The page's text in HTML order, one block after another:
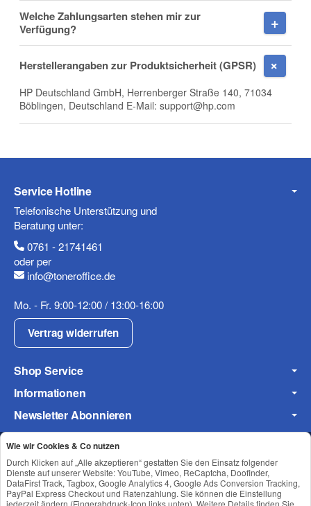
Firma
Telefon
Mobiltelefon
Fax
Frage zum Artikel
Welche Zahlungsarten stehen mir zur
Verfügung?
Herstellerangaben zur Produktsicherheit (GPSR)
HP Deutschland GmbH, Herrenberger Straße 140, 71034
Böblingen, Deutschland E-Mail: support@hp.com
Service Hotline
Telefonische Unterstützung und
Beratung unter:
0761 - 21741461
oder per
info@toneroffice.de
Mo. - Fr. 9:00-12:00 / 13:00-16:00
Vertrag widerrufen
Shop Service
Informationen
Newsletter Abonnieren
Datenschutz•Impressum
Wie wir Cookies & Co nutzen
Durch Klicken auf „Alle akzeptieren“ gestatten Sie den Einsatz folgender
Dienste auf unserer Website: YouTube, Vimeo, ReCaptcha, Doofinder,
DataFirst Track, Tagbox, Google Analytics 4, Google Ads Conversion Tracking,
PayPal Express Checkout und Ratenzahlung. Sie können die Einstellung
jederzeit ändern (Fingerabdruck-Icon links unten). Weitere Details finden Sie